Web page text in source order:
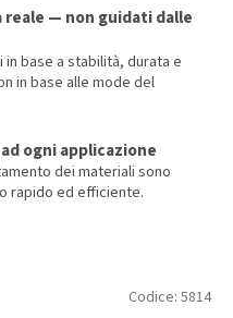
— non guidati dalle
base a stabilità, durata e
in base alle mode del
ogni applicazione
dei materiali sono
rapido ed efficiente.
Codice: 5814